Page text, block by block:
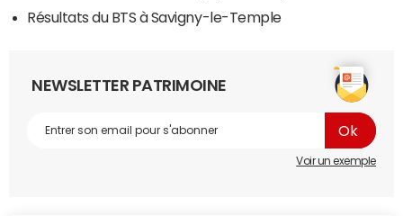
Résultats du BTS à Savigny-le-Temple
NEWSLETTER PATRIMOINE
Voir un exemple